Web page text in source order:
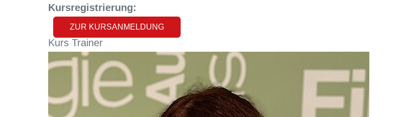
Kursregistrierung:
ZUR KURSANMELDUNG
Kurs Trainer